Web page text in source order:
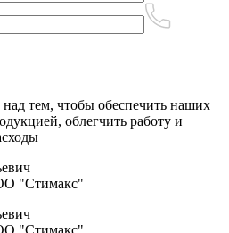
тем, чтобы обеспечить наших
облегчить работу и
"Стимакс"